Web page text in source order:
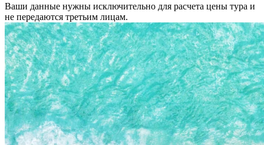
Ваши данные нужны исключительно для расчета цены тура и
не передаются третьим лицам.